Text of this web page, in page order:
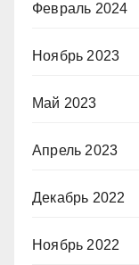
Февраль 2024
Ноябрь 2023
Май 2023
Апрель 2023
Декабрь 2022
Ноябрь 2022